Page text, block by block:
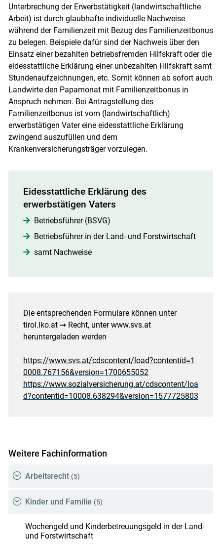
Unterbrechung der Erwerbstätigkeit (landwirtschaftliche
Arbeit) ist durch glaubhafte individuelle Nachweise
während der Familienzeit mit Bezug des Familienzeitbonus
zu belegen. Beispiele dafür sind der Nachweis über den
Einsatz einer bezahlten betriebsfremden Hilfskraft oder die
eidesstattliche Erklärung einer unbezahlten Hilfskraft samt
Stundenaufzeichnungen, etc. Somit können ab sofort auch
Landwirte den Papamonat mit Familienzeitbonus in
Anspruch nehmen. Bei Antragstellung des
Familienzeitbonus ist vom (landwirtschaftlich)
erwerbstätigen Vater eine eidesstattliche Erklärung
zwingend auszufüllen und dem
Krankenversicherungsträger vorzulegen.
Eidesstattliche Erklärung des
erwerbstätigen Vaters
Betriebsführer (BSVG)
Betriebsführer in der Land- und Forstwirtschaft
samt Nachweise
Die entsprechenden Formulare können unter
tirol.lko.at ➞ Recht, unter www.svs.at
heruntergeladen werden
https://www.svs.at/cdscontent/load?contentid=1
0008.767156&version=1700655052
https://www.sozialversicherung.at/cdscontent/loa
d?contentid=10008.638294&version=1577725803
Weitere Fachinformation
Arbeitsrecht (5)
Kinder und Familie (5)
Wochengeld und Kinderbetreuungsgeld in der Land-
und Forstwirtschaft